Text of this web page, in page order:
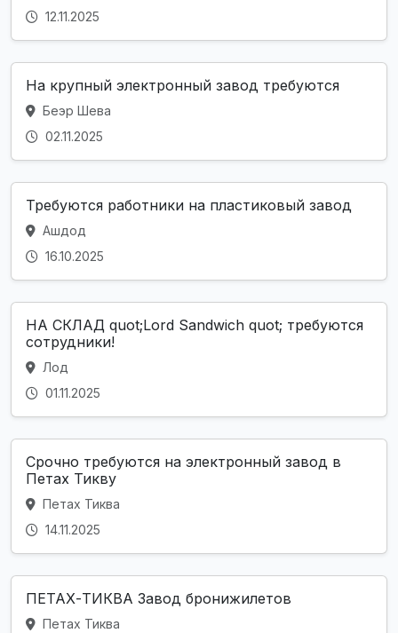
12.11.2025
На крупный электронный завод требуются
Беэр Шева
02.11.2025
Требуются работники на пластиковый завод
Ашдод
16.10.2025
НА СКЛАД quot;Lord Sandwich quot; требуются
сотрудники!
Лод
01.11.2025
Срочно требуются на электронный завод в
Петах Тикву
Петах Тиква
14.11.2025
ПЕТАХ-ТИКВА Завод бронижилетов
Петах Тиква